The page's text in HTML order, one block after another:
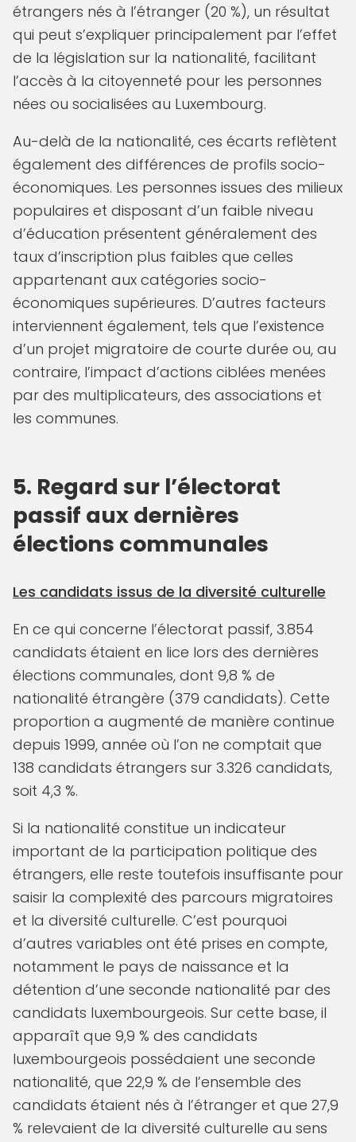
étrangers nés à l’étranger (20 %), un résultat
qui peut s’expliquer principalement par l’effet
de la législation sur la nationalité, facilitant
l’accès à la citoyenneté pour les personnes
nées ou socialisées au Luxembourg.
Au-delà de la nationalité, ces écarts reflètent
également des différences de profils socio-
économiques. Les personnes issues des milieux
populaires et disposant d’un faible niveau
d’éducation présentent généralement des
taux d’inscription plus faibles que celles
appartenant aux catégories socio-
économiques supérieures. D’autres facteurs
interviennent également, tels que l’existence
d’un projet migratoire de courte durée ou, au
contraire, l’impact d’actions ciblées menées
par des multiplicateurs, des associations et
les communes.
5. Regard sur l’électorat
passif aux dernières
élections communales
Les candidats issus de la diversité culturelle
En ce qui concerne l’électorat passif, 3.854
candidats étaient en lice lors des dernières
élections communales, dont 9,8 % de
nationalité étrangère (379 candidats). Cette
proportion a augmenté de manière continue
depuis 1999, année où l’on ne comptait que
138 candidats étrangers sur 3.326 candidats,
soit 4,3 %.
Si la nationalité constitue un indicateur
important de la participation politique des
étrangers, elle reste toutefois insuffisante pour
saisir la complexité des parcours migratoires
et la diversité culturelle. C’est pourquoi
d’autres variables ont été prises en compte,
notamment le pays de naissance et la
détention d’une seconde nationalité par des
candidats luxembourgeois. Sur cette base, il
apparaît que 9,9 % des candidats
luxembourgeois possédaient une seconde
nationalité, que 22,9 % de l’ensemble des
candidats étaient nés à l’étranger et que 27,9
% relevaient de la diversité culturelle au sens